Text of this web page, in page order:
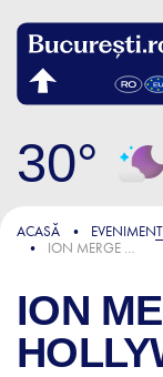
30
ACASĂ
ION MERGE LA HOLLYWOOD
ION